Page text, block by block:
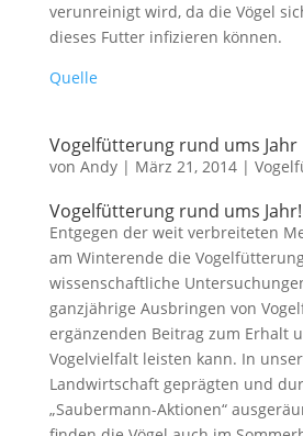
verunreinigt wird, da die Vögel
dieses Futter infizieren können.
Quelle
Vogelfütterung rund ums Jahr
von Andy| März 21, 2014|
Vogelfütterung rund ums Jahr!
Entgegen der weit verbreiteten
am Winterende die
wissenschaftliche
ganzjährige Ausbringen von
ergänzenden Beitrag zum Erhalt
Vogelvielfalt leisten kann. In
Landwirtschaft geprägten und
„Saubermann-Aktionen“